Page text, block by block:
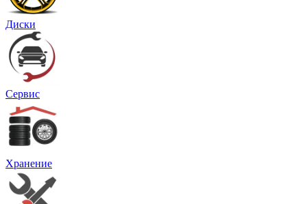
Диски
Сервис
Хранение